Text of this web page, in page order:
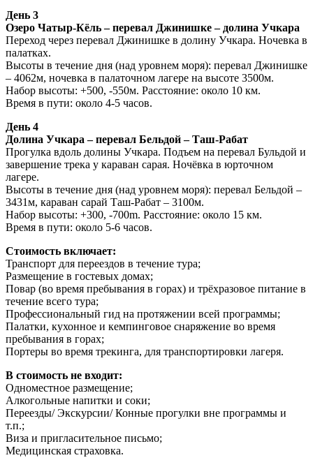
День 3
Озеро Чатыр-Кёль – перевал Джинишке – долина Учкара
Переход через перевал Джинишке в долину Учкара. Ночевка в
палатках.
Высоты в течение дня (над уровнем моря): перевал Джинишке
– 4062м, ночевка в палаточном лагере на высоте 3500м.
Набор высоты: +500, -550м. Расстояние: около 10 км.
Время в пути: около 4-5 часов.
День 4
Долина Учкара – перевал Бельдой – Таш-Рабат
Прогулка вдоль долины Учкара. Подъем на перевал Бульдой и
завершение трека у караван сарая. Ночёвка в юрточном
лагере.
Высоты в течение дня (над уровнем моря): перевал Бельдой –
3431м, караван сарай Таш-Рабат – 3100м.
Набор высоты: +300, -700m. Расстояние: около 15 км.
Время в пути: около 5-6 часов.
Стоимость включает:
Транспорт для переездов в течение тура;
Размещение в гостевых домах;
Повар (во время пребывания в горах) и трёхразовое питание в
течение всего тура;
Профессиональный гид на протяжении всей программы;
Палатки, кухонное и кемпинговое снаряжение во время
пребывания в горах;
Портеры во время трекинга, для транспортировки лагеря.
В стоимость не входит:
Одноместное размещение;
Алкогольные напитки и соки;
Переезды/ Экскурсии/ Конные прогулки вне программы и
т.п.;
Виза и пригласительное письмо;
Медицинская страховка.